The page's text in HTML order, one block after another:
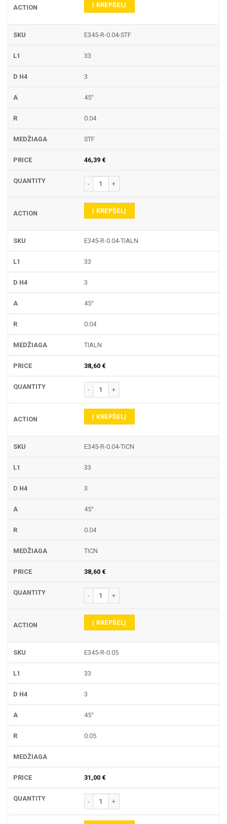
Į KREPŠELĮ
E345-R-0.04-STF
33
3
45°
0.04
STF
46,39 €
produkto kiekis: E345-R GRAVIRAVIMO FREZA
Į KREPŠELĮ
E345-R-0.04-TIALN
33
3
45°
0.04
TIALN
38,60 €
produkto kiekis: E345-R GRAVIRAVIMO FREZA
Į KREPŠELĮ
E345-R-0.04-TICN
33
3
45°
0.04
TICN
38,60 €
produkto kiekis: E345-R GRAVIRAVIMO FREZA
Į KREPŠELĮ
E345-R-0.05
33
3
45°
0.05
31,00 €
produkto kiekis: E345-R GRAVIRAVIMO FREZA